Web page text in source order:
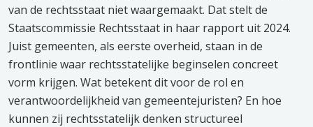
van de rechtsstaat niet waargemaakt. Dat stelt de
Staatscommissie Rechtsstaat in haar rapport uit 2024.
Juist gemeenten, als eerste overheid, staan in de
frontlinie waar rechtsstatelijke beginselen concreet
vorm krijgen. Wat betekent dit voor de rol en
verantwoordelijkheid van gemeentejuristen? En hoe
kunnen zij rechtsstatelijk denken structureel